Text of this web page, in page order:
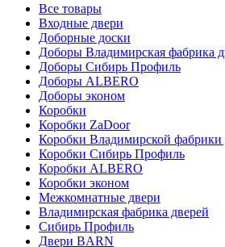
Все товары
Входные двери
Доборные доски
Доборы Владимирская фабрика
Доборы Сибирь Профиль
Доборы ALBERO
Доборы эконом
Коробки
Коробки ZaDoor
Коробки Владимирской фабрики
Коробки Сибирь Профиль
Коробки ALBERO
Коробки эконом
Межкомнатные двери
Владимирская фабрика дверей
Сибирь Профиль
Двери BARN